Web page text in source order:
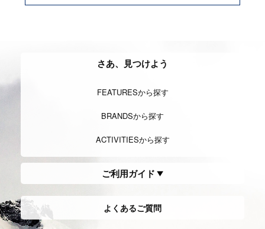
さあ、見つけよう
FEATURESから探す
BRANDSから探す
ACTIVITIESから探す
ご利用ガイド
よくあるご質問